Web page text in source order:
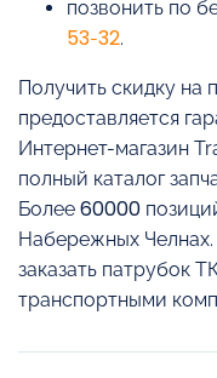
позвонить по
53-32.
Получить скидку на
предоставляется
Интернет-магазин
полный каталог
Более 60000
Набережных
заказать патрубок
транспортными